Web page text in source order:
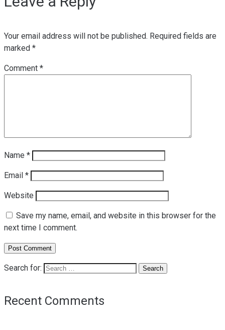
Your email address will not be published. Required fields are
marked *
Comment *
Name *
Email *
Website
Save my name, email, and website in this browser for the
next time I comment.
Search for:
Recent Comments